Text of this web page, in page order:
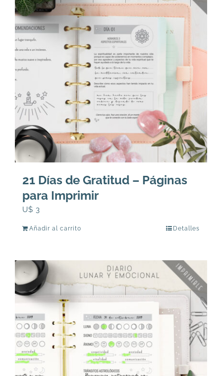
21 Días de Gratitud – Páginas
para Imprimir
U$ 3
Añadir al carrito Detalles